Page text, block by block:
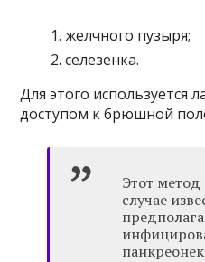
желчного пузыря;
селезенка.
Для этого используется
доступом к брюшной
Этот метод
случае